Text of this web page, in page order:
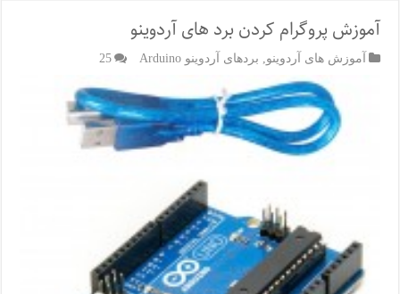
آموزش پروگرام کردن برد های آردوینو
آموزش های آردوینو, بردهای آردوینو Arduino 25